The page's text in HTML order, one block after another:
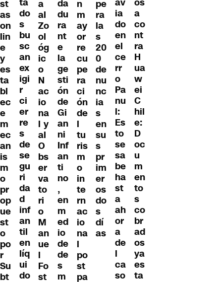
st
as
on
lin
e
y
es
ta
bl
ec
e
m
ec
an
is
m
o
pr
op
ue
st
o
po
r
Su
bt
do
s
bu
sc
an
ex
igi
r
ci
er
re
s
de
se
gu
ri
da
d
inf
an
til
en
líq
ui
do
a
al
Zo
ol
óg
ic
o
N
ac
io
na
l y
al
O
bs
er
va
to
ri
o
M
an
ue
l
Fo
st
da
du
ra
nt
e
la
ge
sti
ón
de
Gi
an
ni
Inf
an
ti
no
,
en
m
ed
io
de
de
s
m
n
m
ay
or
re
cu
pe
ra
ci
ón
de
l
tu
ris
m
o
in
te
rn
ac
io
na
l
po
st
pa
pe
ra
la
s
20
0
de
nu
nc
ia
s
en
su
s
pr
im
er
os
do
s
dí
as
av
ia
do
en
el
ce
rr
o
Pa
nu
l:
Es
to
se
sa
be
ha
st
a
ah
or
a
de
l
ca
so
os
a
co
nt
ra
H
ua
w
ei
C
hil
e:
D
oc
u
m
en
to
s
co
br
ad
os
ya
es
ta